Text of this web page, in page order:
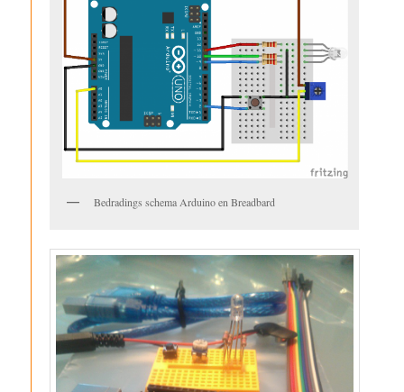
Bedradings schema Arduino en Breadbard